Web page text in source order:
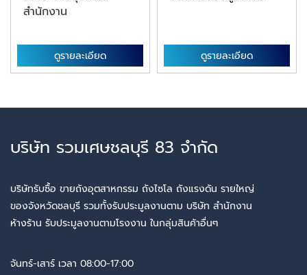
สำนักงาน
ดูรายละเอียด ดูรายละเอียด
บริษัท รวมเศษชลบุรี 83 จำกัด
บริษัทรับซื้อ ขายถังอุตสาหกรรม ถังไซโล ถังแรงดัน รายใหญ่
ของจังหวัดชลบุรี รวมทั้งรับประมูลงานตาม บริษัท สำนักงาน
ห้างร้าน รับประมูลงานตามโรงงาน ในกลุ่มสินค้าอื่นๆ
จันทร์-เสาร์ เวลา 08:00-17:00